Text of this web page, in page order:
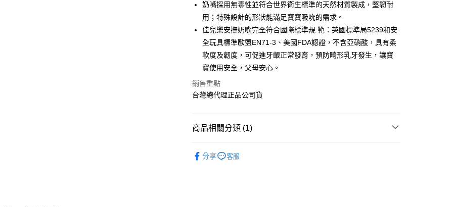
悠遊付
AFTEE先享後付
相關說明
【關於「AFTEE先享後付」】
便利好安心！
１．簡單：不需註冊會員、不需綁卡、不需儲值。
３．安心：先確認商品／服務後，再付款。
１．於結帳方式選擇「AFTEE先享後付」後，將跳轉至「AFTEE先享後
３．收到繳費通知簡訊後14天內，點擊此簡訊中的連結，可透過四大超商
／ATM／網路銀行／等多元方式進行付款，方視為交易完成。
ATM付款
運送方式
每筆NT$70，滿NT$600(含以上)免運費
每筆NT$70，滿NT$600(含以上)免運費
奶嘴採用無毒性並符合世界衛生標準的天然材質製成，堅韌耐
用；特殊設計的形狀能滿足寶寶吸吮的需求。
佳兒樂安撫奶嘴完全符合國際標準規 範：英國標準局5239和安
全玩具標準歐盟EN71-3、美國FDA認證，不含亞硝酸，具有柔
軟度及韌度，可促進牙齦正常發育，預防畸形乳牙發生，讓寶
寶使用安全，父母安心。
銷售重點
台灣總代理正品公司貨
商品相關分類 (1)
分享
客服